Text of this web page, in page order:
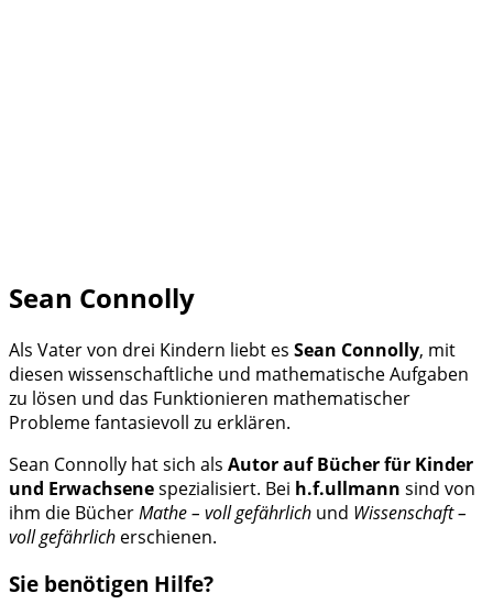
Sean Connolly
Als Vater von drei Kindern liebt es Sean Connolly, mit
diesen wissenschaftliche und mathematische Aufgaben
zu lösen und das Funktionieren mathematischer
Probleme fantasievoll zu erklären.
Sean Connolly hat sich als Autor auf Bücher für Kinder
und Erwachsenespezialisiert. Bei h.f.ullmann sind von
ihm die BücherMathe – voll gefährlich und Wissenschaft –
voll gefährlich erschienen.
Sie benötigen Hilfe?